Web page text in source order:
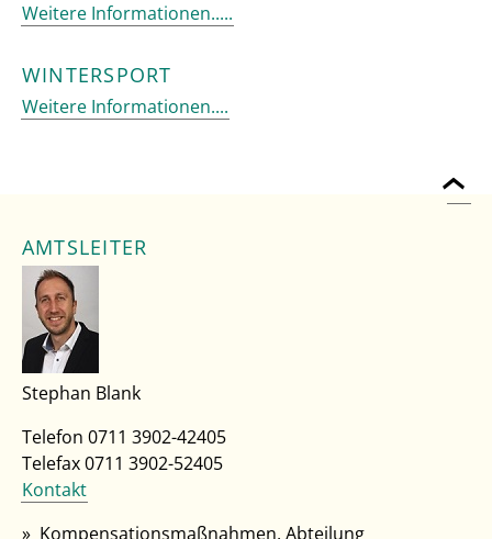
Weitere Informationen.....
WINTERSPORT
Weitere Informationen....
AMTSLEITER
Stephan Blank
Telefon 0711 3902-42405
Telefax 0711 3902-52405
Kontakt
Kompensationsmaßnahmen, Abteilung